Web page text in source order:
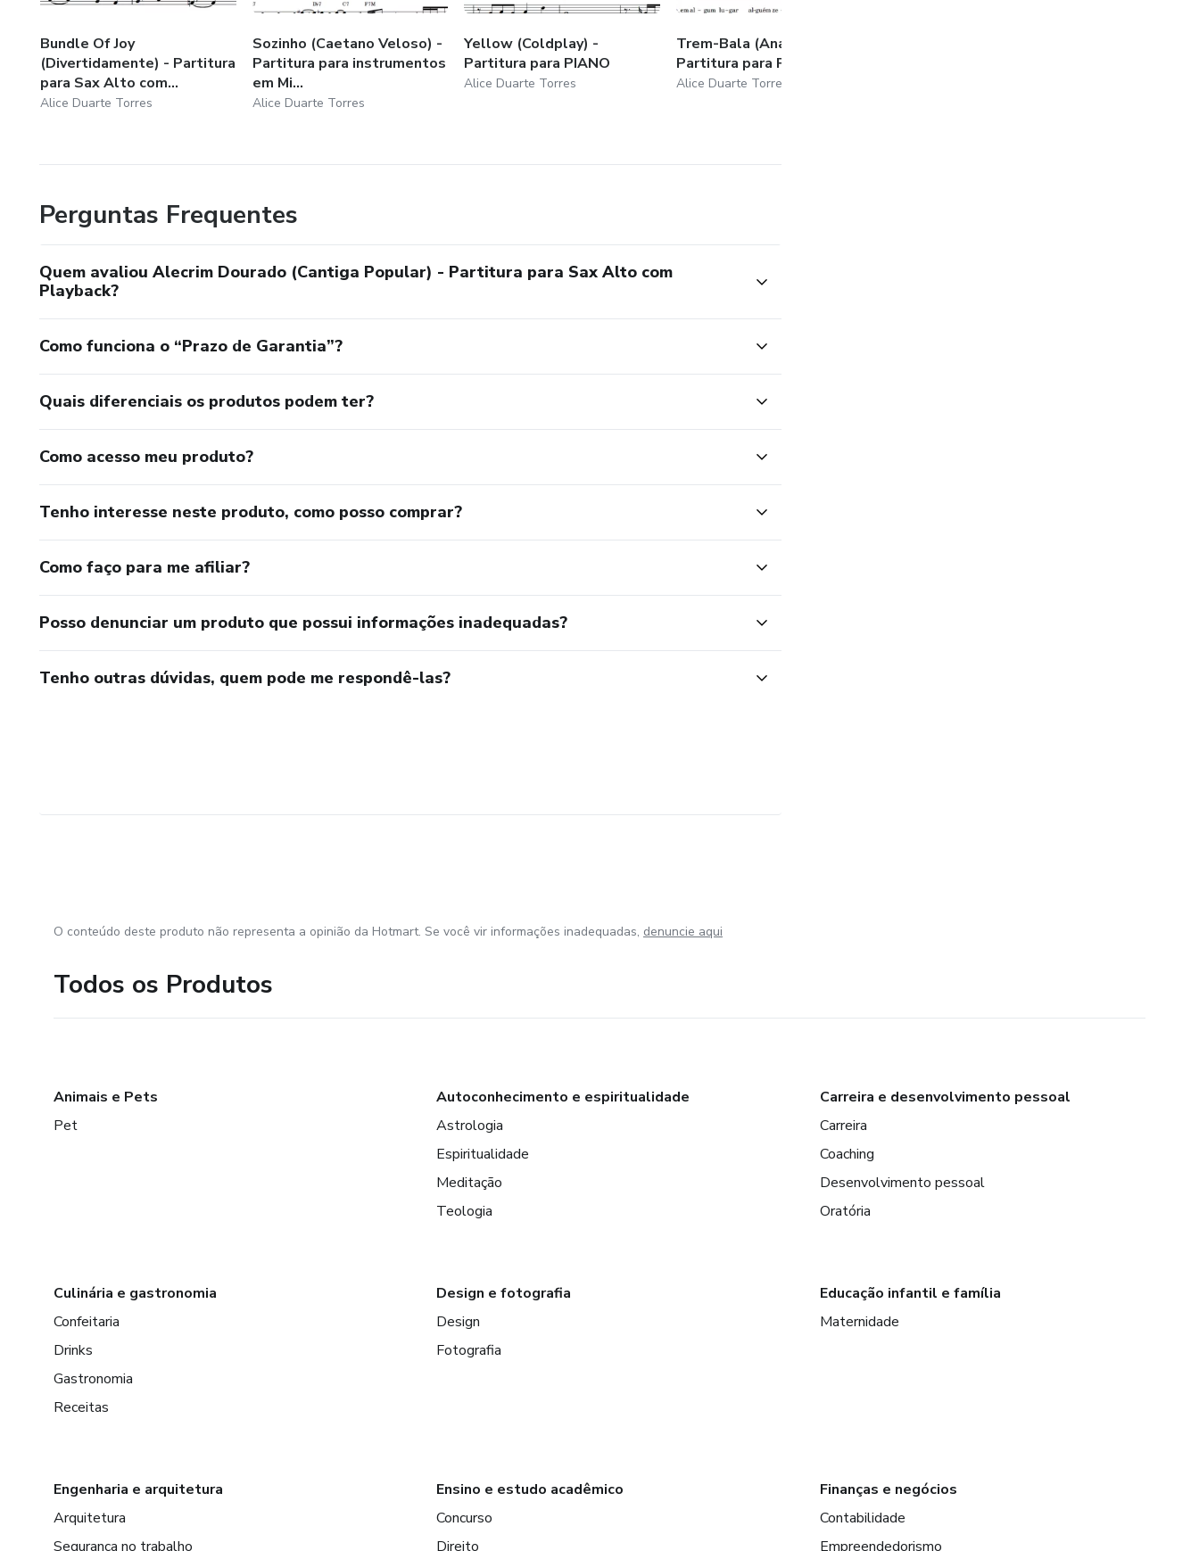
Bundle Of Joy
(Divertidamente) - Partitura
para Sax Alto com...
Alice Duarte Torres
Sozinho (Caetano Veloso) -
Partitura para instrumentos
em Mi...
Alice Duarte Torres
Yellow (Coldplay) -
Partitura para PIANO
Alice Duarte Torres
Trem-Bala (Ana Vilela) -
Partitura para PIANO
Alice Duarte Torres
Perguntas Frequentes
Quem avaliou Alecrim Dourado (Cantiga Popular) - Partitura para Sax Alto com
Playback?
Como funciona o “Prazo de Garantia”?
Quais diferenciais os produtos podem ter?
Como acesso meu produto?
Tenho interesse neste produto, como posso comprar?
Como faço para me afiliar?
Posso denunciar um produto que possui informações inadequadas?
Tenho outras dúvidas, quem pode me respondê-las?
O conteúdo deste produto não representa a opinião da Hotmart. Se você vir informações inadequadas, denuncie aqui
Todos os Produtos
Animais e Pets
Pet
Autoconhecimento e espiritualidade
Astrologia
Espiritualidade
Meditação
Teologia
Carreira e desenvolvimento pessoal
Carreira
Coaching
Desenvolvimento pessoal
Oratória
Culinária e gastronomia
Confeitaria
Drinks
Gastronomia
Receitas
Design e fotografia
Design
Fotografia
Educação infantil e família
Maternidade
Engenharia e arquitetura
Arquitetura
Segurança no trabalho
Ensino e estudo acadêmico
Concurso
Direito
Finanças e negócios
Contabilidade
Empreendedorismo